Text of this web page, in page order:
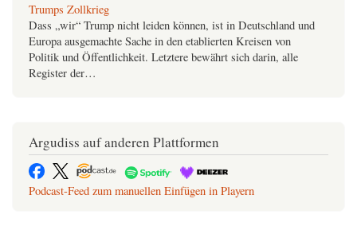
Trumps Zollkrieg
Dass „wir“ Trump nicht leiden können, ist in Deutschland und
Europa ausgemachte Sache in den etablierten Kreisen von
Politik und Öffentlichkeit. Letztere bewährt sich darin, alle
Register der…
zum marktwirtschaftlichen Erfahrungsschatz. Zumindest nicht
mit der eigenen Arbeit eigenen Reichtum.
Deutschland bzw. Österreich und seine Migration
Migration wardas Thema des jüngsten Wahlkampfes. Und
Argudiss auf anderen Plattformen
Podcast-Feed zum manuellen Einfügen in Playern